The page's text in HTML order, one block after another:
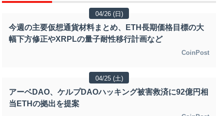
04/26 (日)
今週の主要仮想通貨材料まとめ、ETH長期価格目標の大
幅下方修正やXRPLの量子耐性移行計画など
CoinPost
04/25 (土)
アーベDAO、ケルプDAOハッキング被害救済に92億円相
当ETHの拠出を提案